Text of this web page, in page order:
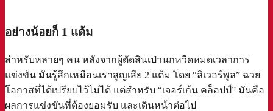
อย่างน้อยก็ 1 แต้ม
สำหรับหลายๆ คน หลังจากผู้ตัดสินเป่านกหวีดหมดเวลาการ
แข่งขัน มันรู้สึกเหมือนเราสูญเสีย 2 แต้ม โดย “ลิเวอร์พูล” ฉวย
โอกาสที่ได้เปรียบไว้ไม่ได้ แต่สำหรับ “เจอร์เก้น คล็อปป์” มันคือ
ผลการแข่งขันที่ต้องยอมรับ และเดินหน้าต่อไป